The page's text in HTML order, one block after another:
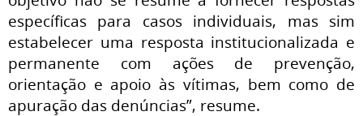
específicas para casos individuais, mas sim
estabelecer uma resposta institucionalizada e
permanente com ações de prevenção,
orientação e apoio às vítimas, bem como de
apuração das denúncias”, resume.